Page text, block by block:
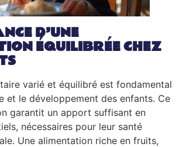
D’UNE
ÉQUILIBRÉE CHEZ
varié et équilibré est fondamental
et le développement des enfants. Ce
garantit un apport suffisant en
nécessaires pour leur santé
Une alimentation riche en fruits,